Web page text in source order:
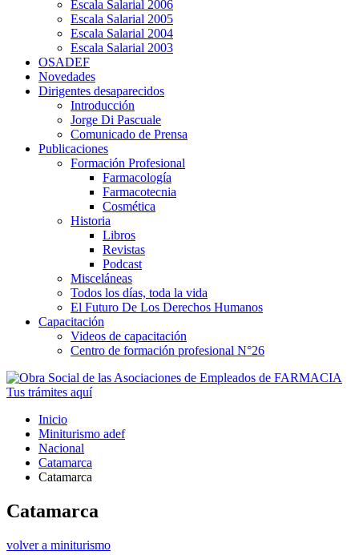
Escala Salarial 2006
Escala Salarial 2005
Escala Salarial 2004
Escala Salarial 2003
OSADEF
Novedades
Dirigentes desaparecidos
Introducción
Jorge Di Pascuale
Comunicado de Prensa
Publicaciones
Formación Profesional
Farmacología
Farmacotecnia
Cosmética
Historia
Libros
Revistas
Podcast
Misceláneas
Todos los días, toda la vida
El Futuro De Los Derechos Humanos
Capacitación
Videos de capacitación
Centro de formación profesional N°26
Tus trámites aquí
Inicio
Miniturismo adef
Nacional
Catamarca
Catamarca
Catamarca
volver a miniturismo